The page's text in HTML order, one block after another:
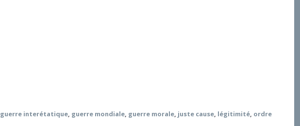
guerre interétatique, guerre mondiale, guerre morale, juste cause, légitimité, ordre